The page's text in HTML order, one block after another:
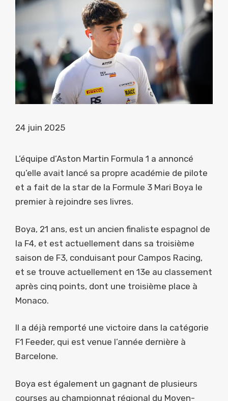
24 juin 2025
L’équipe d’Aston Martin Formula 1 a annoncé
qu’elle avait lancé sa propre académie de pilote
et a fait de la star de la Formule 3 Mari Boya le
premier à rejoindre ses livres.
Boya, 21 ans, est un ancien finaliste espagnol de
la F4, et est actuellement dans sa troisième
saison de F3, conduisant pour Campos Racing,
et se trouve actuellement en 13e au classement
après cinq points, dont une troisième place à
Monaco.
Il a déjà remporté une victoire dans la catégorie
F1 Feeder, qui est venue l’année dernière à
Barcelone.
Boya est également un gagnant de plusieurs
courses au championnat régional du Moyen-